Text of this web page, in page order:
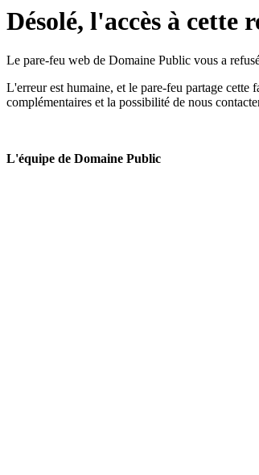
Désolé, l'accès à cette
Le pare-feu web de Domaine Public vous a
L'erreur est humaine, et le pare-feu partage cette
complémentaires et la possibilité de nous
L'équipe de Domaine Public